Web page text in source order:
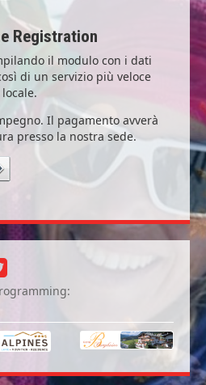
Registration
il modulo con i dati
di un servizio più veloce
Il pagamento avverà
presso la nostra sede.